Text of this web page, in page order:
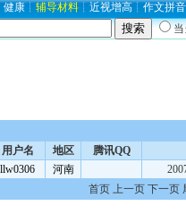
健康 ┊ 辅导材料 ┊ 近视增高 ┊ 作文拼音
当
用户名 地区 腾讯QQ
llw0306 河南
首页 上一页 下一页